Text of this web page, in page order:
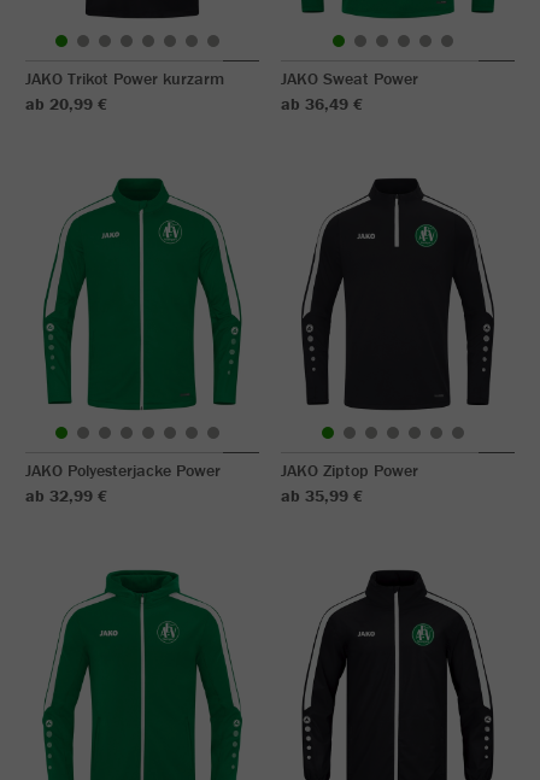
JAKO Trikot Power kurzarm
ab 20,99 €
JAKO Sweat Power
ab 36,49 €
JAKO Polyesterjacke Power
ab 32,99 €
JAKO Ziptop Power
ab 35,99 €